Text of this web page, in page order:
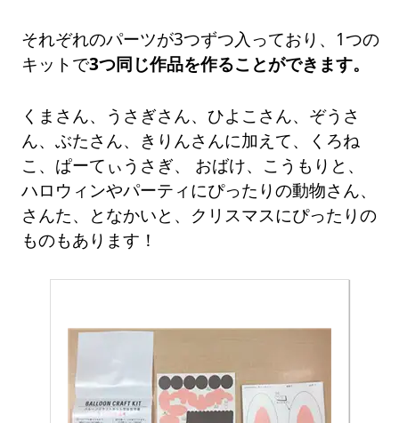
それぞれのパーツが3つずつ入っており、1つの
キットで3つ同じ作品を作ることができます。
くまさん、うさぎさん、ひよこさん、ぞうさ
ん、ぶたさん、きりんさんに加えて、くろね
こ、ぱーてぃうさぎ、 おばけ、こうもりと、
ハロウィンやパーティにぴったりの動物さん、
さんた、となかいと、クリスマスにぴったりの
ものもあります！